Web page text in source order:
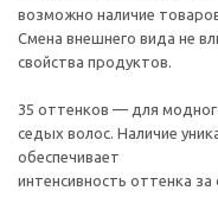
возможно наличие
Смена внешнего вида не
свойства продуктов.
35 оттенков — для
седых волос. Наличие
обеспечивает
интенсивность оттенка